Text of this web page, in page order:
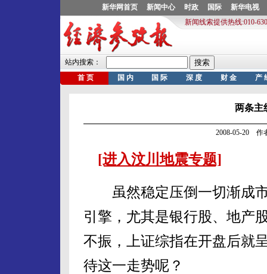
两条主
2008-05-20 作
[进入汶川地震专题]
虽然稳定压倒一切渐成市
引擎，尤其是银行股、地产
不振，上证综指在开盘后就
待这一走势呢？